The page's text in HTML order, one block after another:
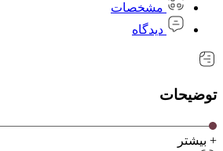
مشخصات
دیدگاه
توضیحات
+ بیشتر